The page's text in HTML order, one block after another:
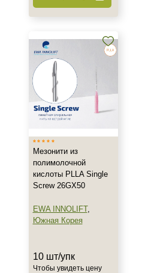
Мезонити из
полимолочной
кислоты PLLA Single
Screw 26GX50
EWA INNOLIFT,
Южная Корея
10 шт/упк
Чтобы увидеть цену